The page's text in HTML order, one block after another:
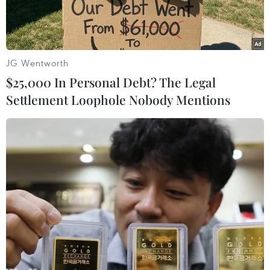
Cảnh sát được triển khai tại hiện trường vụ nổ ở khách sạn
Shangri-La, thủ đô Colombo, Sri Lanka, ngày 21/4/2019. (Ảnh:
AFP/TTXVN)
Sputniknews và Reuters đưa tin, cổng thông tin
Ada Derana đưa tin các mạng xã hội cũng như
các ứng dụng tin nhắn như WhatsApp, Viber và
Facebook, tạm thời bị chặn tại Sri Lanka sau
JG Wentworth
$25,000 In Personal Debt? The Legal
Settlement Loophole Nobody Mentions